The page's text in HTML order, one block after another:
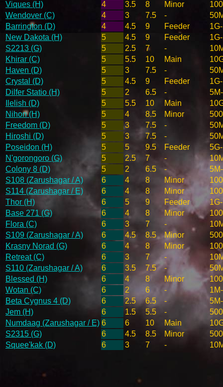
Viques (H)
4 3.5 8 Minor
Wendover (C)
4 3 7.5 -
Barrington (D)
4 4.5 9 Feeder
New Dakota (H)
5 4.5 9 Feeder
S2213 (G)
5 2.5 7 -
Khirar (C)
5 5.5 10 Main
Haven (D)
5 3 7.5 -
Crystal (D)
5 4.5 9 Feeder
Dilfer Statio (H)
5 2 6.5 -
Ilelish (D)
5 5.5 10 Main
Nihon (H)
5 4 8.5 Minor
Freedom (D)
5 3 7.5 -
Hiroshi (D)
5 3 7.5 -
Poseidon (H)
5 5 9.5 Feeder
N'gorongoro (G)
5 2.5 7 -
Colony 8 (D)
5 2 6.5 -
S108 (Zarushagar / A)
6 4 8 Minor
S114 (Zarushagar / E)
6 4 8 Minor
Thor (H)
6 5 9 Feeder
Base 271 (G)
6 4 8 Minor
Flora (C)
6 3 7 -
S109 (Zarushagar / A)
6 4.5 8.5 Minor
Krasny Norad (G)
6 4 8 Minor
Retreat (C)
6 3 7 -
S110 (Zarushagar / A)
6 3.5 7.5 -
Blessed (H)
6 4 8 Minor
Wotan (C)
6 2 6 -
Beta Cygnus 4 (D)
6 2.5 6.5 -
Jem (H)
6 1.5 5.5 -
Numdaag (Zarushagar / E) 6 6 10 Main
S2315 (G)
6 4.5 8.5 Minor
Squee'kak (D)
6 3 7 -